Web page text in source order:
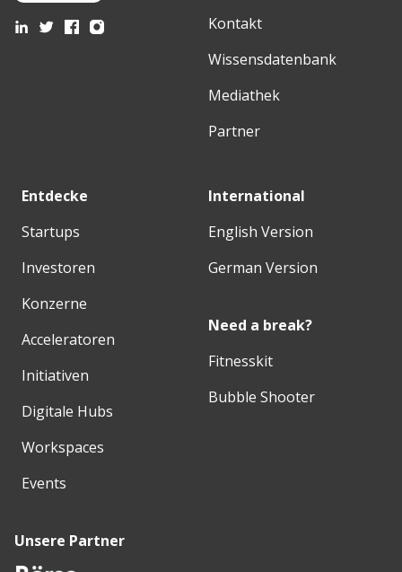
Kontakt
Wissensdatenbank
Mediathek
Partner
Entdecke
Startups
Investoren
Konzerne
Acceleratoren
Initiativen
Digitale Hubs
Workspaces
Events
International
English Version
German Version
Need a break?
Fitnesskit
Bubble Shooter
Unsere Partner